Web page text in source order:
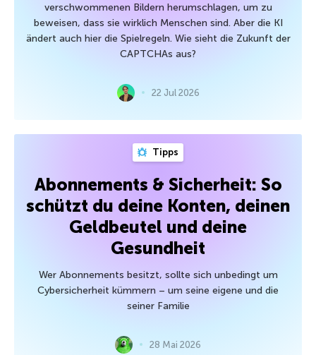
verschwommenen Bildern herumschlagen, um zu
beweisen, dass sie wirklich Menschen sind. Aber die KI
ändert auch hier die Spielregeln. Wie sieht die Zukunft der
CAPTCHAs aus?
22 Jul 2026
Tipps
Abonnements & Sicherheit: So
schützt du deine Konten, deinen
Geldbeutel und deine
Gesundheit
Wer Abonnements besitzt, sollte sich unbedingt um
Cybersicherheit kümmern – um seine eigene und die
seiner Familie
28 Mai 2026